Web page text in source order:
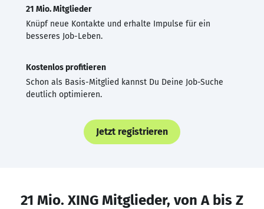
21 Mio. Mitglieder
Knüpf neue Kontakte und erhalte Impulse für ein
besseres Job-Leben.
Kostenlos profitieren
Schon als Basis-Mitglied kannst Du Deine Job-Suche
deutlich optimieren.
Jetzt registrieren
21 Mio. XING Mitglieder, von A bis Z